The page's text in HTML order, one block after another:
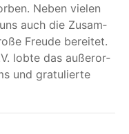
Neben vie­len
auch die Zusam­
Freu­de berei­tet.
lob­te das außer­or­
und gra­tu­lier­te